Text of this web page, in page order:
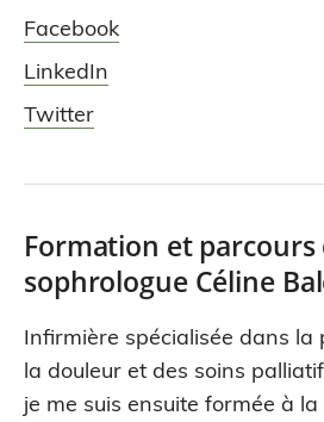
Facebook
LinkedIn
Twitter
Formation et parcours
sophrologue Céline
Infirmière spécialisée dans la
la douleur et des soins
je me suis ensuite formée à